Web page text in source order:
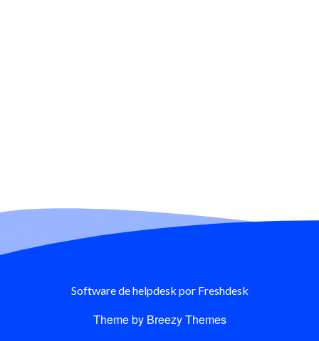
Software de helpdesk por Freshdesk
Theme by Breezy Themes